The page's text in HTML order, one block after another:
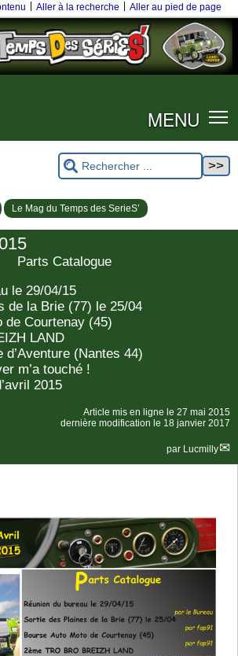
Aller à la recherche Aller au pied de page
MENU
Le Mag du Temps des SerieS’
Parts Catalogue
le 29/04/15
de la Brie (77) le 25/04
de Courtenay (45)
LAND
d’Aventure (Nantes 44)
m’a touché !
2015
Article mis en ligne le 27 mai 2015
dernière modification le 18 janvier 2017
par Lucmilly